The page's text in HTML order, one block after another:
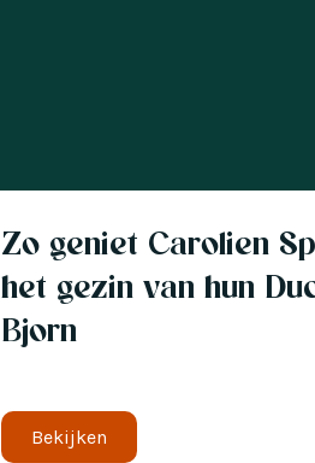
Zo geniet Carolien
het gezin van hun
Bjorn
Bekijken